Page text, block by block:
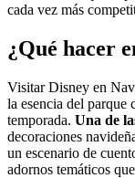
cada vez más
¿Qué hacer
Visitar Disney en
la esencia del parque
temporada. Una de
decoraciones
un escenario de
adornos temáticos